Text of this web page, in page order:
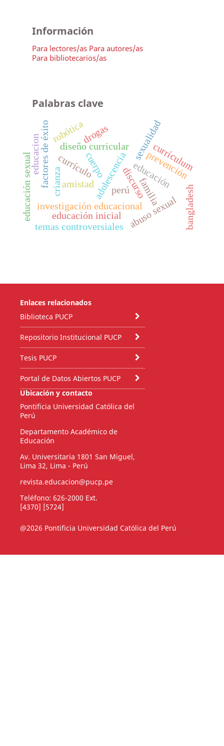
Información
Para lectores/as Para autores/as
Para bibliotecarios/as
Palabras clave
currículo
cuerpo
discurso
diseño curricular
educación
investigación educacional
adolescencia
sexualidad
amistad familia
drogas
educación sexual prevención
abuso sexual
educación inicial
crianza
currículum
factores de éxito
temas controversiales
robótica
educacion
bangladesh
perú
Enlaces relacionados
Biblioteca PUCP
Repositorio Institucional PUCP
Tesis PUCP
Portal de Datos Abiertos PUCP
Ubicación y contacto
Pontificia Universidad Católica del
Perú
Departamento Académico de
Educación
Av. Universitaria 1801 San Miguel,
Lima 32, Lima - Perú
revista.educacion@pucp.pe
Teléfono: 626-2000 Ext.
[4370] [5724]
@2026 Pontificia Universidad Católica del Perú